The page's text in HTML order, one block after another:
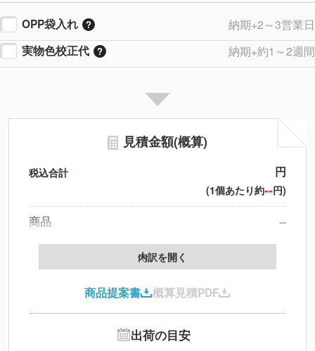
OPP袋入れ
納期+2～3営業日
実物色校正代
納期+約1～2週間
見積金額(概算)
税込合計 円
(1個あたり約--円)
商品
--
製版代
印刷代
北海道・沖縄・離島 別途
内訳を開く
商品提案書 概算見積PDF
出荷の目安